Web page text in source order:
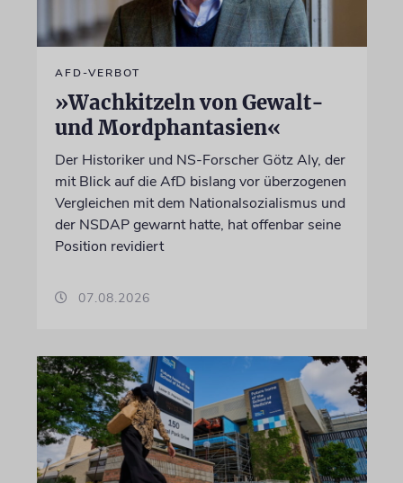
AFD-VERBOT
»Wachkitzeln von Gewalt-
und Mordphantasien«
Der Historiker und NS-Forscher Götz Aly, der
mit Blick auf die AfD bislang vor überzogenen
Vergleichen mit dem Nationalsozialismus und
der NSDAP gewarnt hatte, hat offenbar seine
Position revidiert
07.08.2026